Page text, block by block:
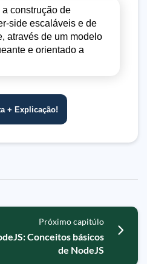
construção de
side escaláveis e de
através de um modelo
e orientado a
+ Explicação!
Próximo capitúlo
Conceitos básicos
de NodeJS